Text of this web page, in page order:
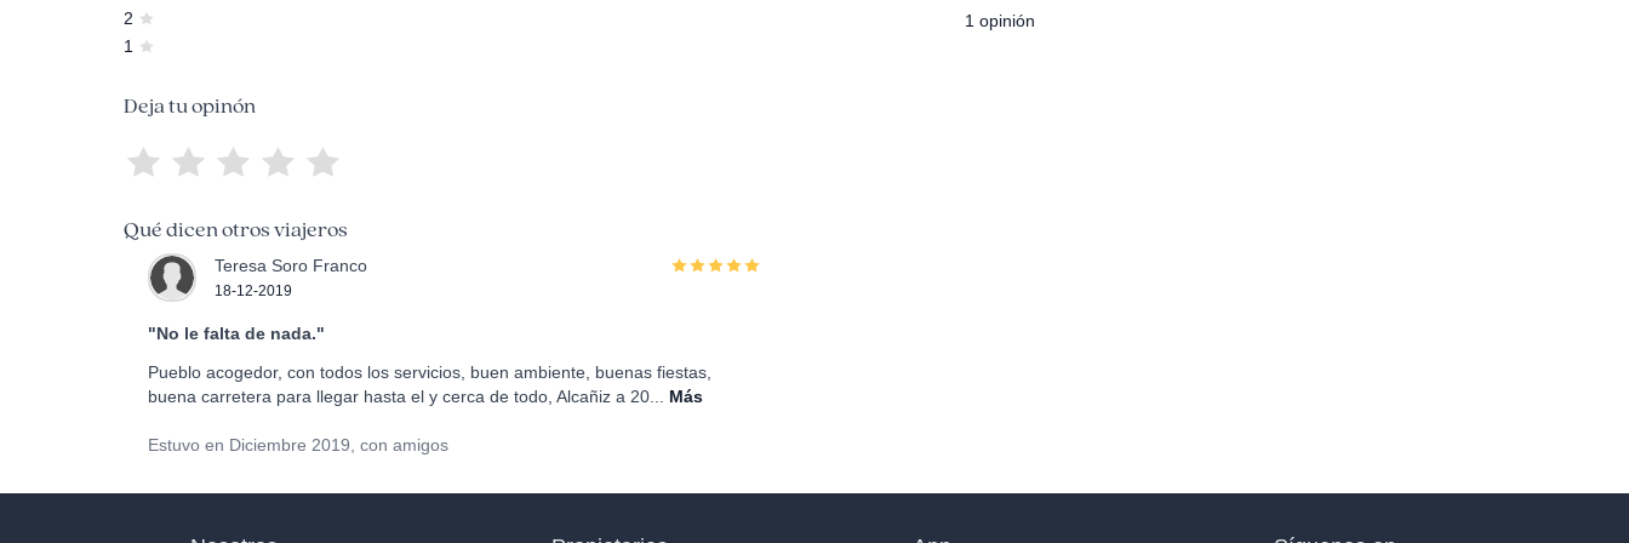
2
1
1 opinión
Deja tu opinón
Qué dicen otros viajeros
Teresa Soro Franco
18-12-2019
"No le falta de nada."
Pueblo acogedor, con todos los servicios, buen ambiente, buenas fiestas,
buena carretera para llegar hasta el y cerca de todo, Alcañiz a 20...
Más
Estuvo en Diciembre 2019, con amigos